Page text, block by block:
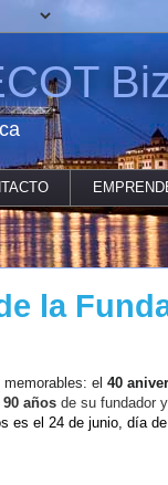
la
el 40
90 años de su fundador
es el 24 de junio, día